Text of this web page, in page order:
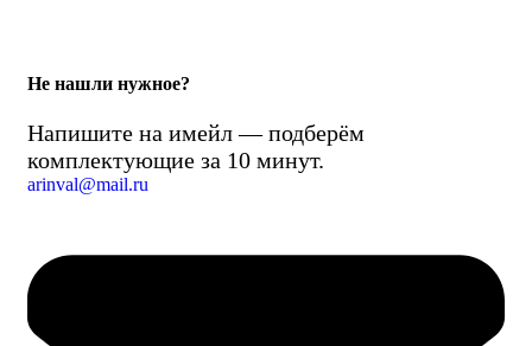
Не нашли нужное?
Напишите на имейл — подберём
комплектующие за 10 минут.
arinval@mail.ru